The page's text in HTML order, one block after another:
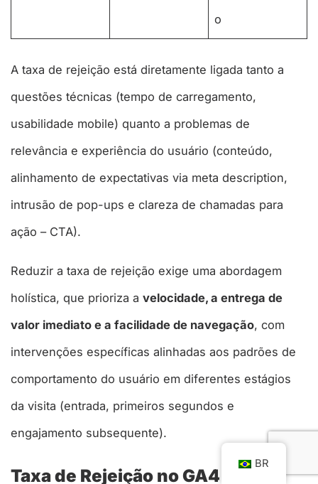
o
A taxa de rejeição está diretamente ligada tanto a
questões técnicas (tempo de carregamento,
usabilidade mobile) quanto a problemas de
relevância e experiência do usuário (conteúdo,
alinhamento de expectativas via meta description,
intrusão de pop-ups e clareza de chamadas para
ação – CTA).
Reduzir a taxa de rejeição exige uma abordagem
holística, que prioriza a velocidade, a entrega de
valor imediato e a facilidade de navegação, com
intervenções específicas alinhadas aos padrões de
comportamento do usuário em diferentes estágios
da visita (entrada, primeiros segundos e
engajamento subsequente).
Taxa de Rejeição no GA4: O Que
BR